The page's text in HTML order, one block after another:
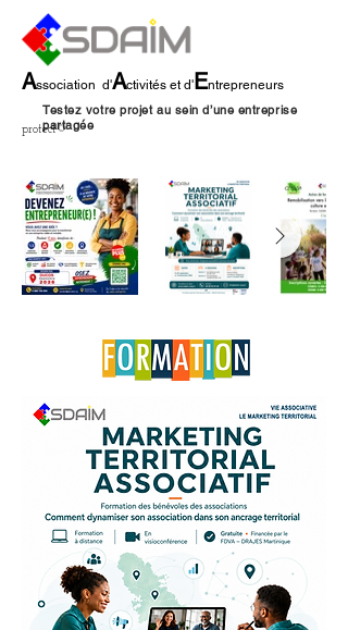
Association d'Activités et d'Entrepreneurs
Testez votre projet au sein d’une entreprise
partagée
protect©